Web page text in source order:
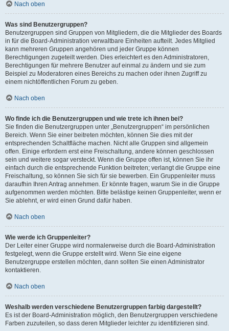
Nach oben
Was sind Benutzergruppen?
Benutzergruppen sind Gruppen von Mitgliedern, die die Mitglieder des Boards
in für die Board-Administration verwaltbare Einheiten aufteilt. Jedes Mitglied
kann mehreren Gruppen angehören und jeder Gruppe können
Berechtigungen zugeteilt werden. Dies erleichtert es den Administratoren,
Berechtigungen für mehrere Benutzer auf einmal zu ändern und sie zum
Beispiel zu Moderatoren eines Bereichs zu machen oder ihnen Zugriff zu
einem nichtöffentlichen Forum zu geben.
Nach oben
Wo finde ich die Benutzergruppen und wie trete ich ihnen bei?
Sie finden die Benutzergruppen unter „Benutzergruppen“ im persönlichen
Bereich. Wenn Sie einer beitreten möchten, können Sie dies mit der
entsprechenden Schaltfläche machen. Nicht alle Gruppen sind allgemein
offen. Einige erfordern erst eine Freischaltung, andere können geschlossen
sein und weitere sogar versteckt. Wenn die Gruppe offen ist, können Sie ihr
einfach durch die entsprechende Funktion beitreten; verlangt die Gruppe eine
Freischaltung, so können Sie sich für sie bewerben. Ein Gruppenleiter muss
daraufhin Ihren Antrag annehmen. Er könnte fragen, warum Sie in die Gruppe
aufgenommen werden möchten. Bitte belästige keinen Gruppenleiter, wenn er
Sie ablehnt, er wird einen Grund dafür haben.
Nach oben
Wie werde ich Gruppenleiter?
Der Leiter einer Gruppe wird normalerweise durch die Board-Administration
festgelegt, wenn die Gruppe erstellt wird. Wenn Sie eine eigene
Benutzergruppe erstellen möchten, dann sollten Sie einen Administrator
kontaktieren.
Nach oben
Weshalb werden verschiedene Benutzergruppen farbig dargestellt?
Es ist der Board-Administration möglich, den Benutzergruppen verschiedene
Farben zuzuteilen, so dass deren Mitglieder leichter zu identifizieren sind.